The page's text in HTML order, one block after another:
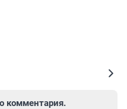
комментария.